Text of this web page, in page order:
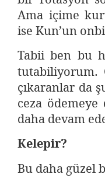
Ama içime
ise Kun’un
Tabii ben bu
tutabiliyorum.
çıkaranlar da
ceza
daha devam
Kelepir?
Bu daha güzel